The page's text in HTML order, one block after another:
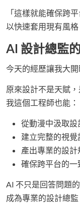
「這樣就能確保跨
以快速套用現有風格
AI 設計總監
今天的經歷讓我大開
原來設計不是天賦
我這個工程師也能：
從動漫中汲取設
建立完整的視覺
產出專業的設計
確保跨平台的一
AI 不只是回答問題
成為專業的設計總